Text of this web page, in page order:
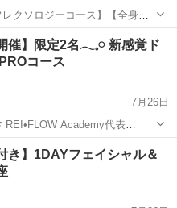
クソロジーコース】【全身オ
スパコース】の実技講座で、
ールです🏫 店舗で行う
経験
催】限定2名𓂃𓈒𓏸 新感覚ド
コース
7月26日
ドスパ
き】1DAYフェイシャル＆